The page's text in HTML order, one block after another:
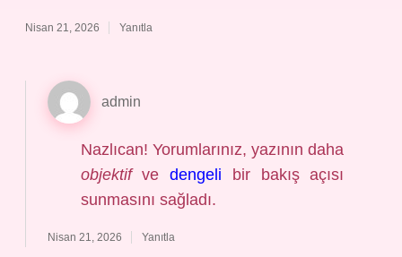
Nisan 21, 2026 Yanıtla
admin
Nazlıcan! Yorumlarınız, yazının daha
objektifvedengeli bir bakış açısı
sunmasını sağladı.
Nisan 21, 2026 Yanıtla